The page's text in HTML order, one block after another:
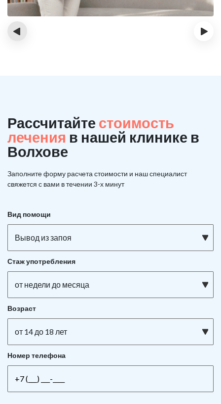
‹ ›
Рассчитайте стоимость
лечения в нашей клинике в
Волхове
Заполните форму расчета стоимости и нашспециалист
свяжется с вами в течении 3-х минут
Вид помощи
Вывод из запоя
Стаж употребления
от недели до месяца
Возраст
от 14 до 18 лет
Номер телефона